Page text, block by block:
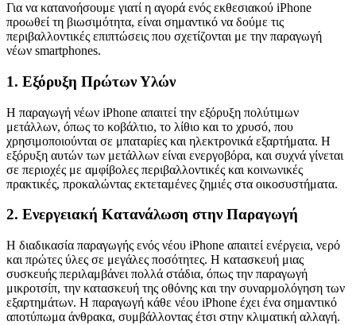
Για να κατανοήσουμε γιατί η αγορά ενός εκθεσιακού iPhone
προωθεί τη βιωσιμότητα, είναι σημαντικό να δούμε τις
περιβαλλοντικές επιπτώσεις που σχετίζονται με την παραγωγή
νέων smartphones.
1. Εξόρυξη Πρώτων Υλών
Η παραγωγή νέων iPhone απαιτεί την εξόρυξη πολύτιμων
μετάλλων, όπως το κοβάλτιο, το λίθιο και το χρυσό, που
χρησιμοποιούνται σε μπαταρίες και ηλεκτρονικά εξαρτήματα. Η
εξόρυξη αυτών των μετάλλων είναι ενεργοβόρα, και συχνά γίνεται
σε περιοχές με αμφίβολες περιβαλλοντικές και κοινωνικές
πρακτικές, προκαλώντας εκτεταμένες ζημιές στα οικοσυστήματα.
2. Ενεργειακή Κατανάλωση στην Παραγωγή
Η διαδικασία παραγωγής ενός νέου iPhone απαιτεί ενέργεια, νερό
και πρώτες ύλες σε μεγάλες ποσότητες. Η κατασκευή μιας
συσκευής περιλαμβάνει πολλά στάδια, όπως την παραγωγή
μικροτσίπ, την κατασκευή της οθόνης και την συναρμολόγηση των
εξαρτημάτων. Η παραγωγή κάθε νέου iPhone έχει ένα σημαντικό
αποτύπωμα άνθρακα, συμβάλλοντας έτσι στην κλιματική αλλαγή.